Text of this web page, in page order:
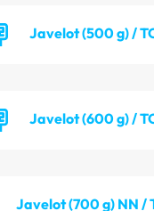
Javelot (500 g) /
Javelot (600 g) /
Javelot (700 g) NN /